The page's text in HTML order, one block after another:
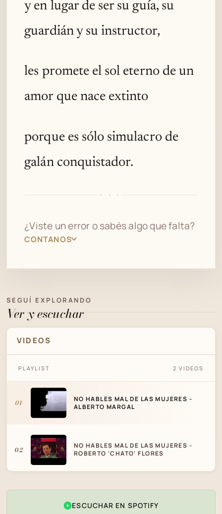
y en lugar de ser su guía, su
guardián y su instructor,
les promete el sol eterno de un
amor que nace extinto
porque es sólo simulacro de
galán conquistador.
· · ·
¿Viste un error o sabés algo que falta?
CONTANOS
SEGUÍ EXPLORANDO
Ver y escuchar
VIDEOS
PLAYLIST 2 VIDEOS
01
NO HABLES MAL DE LAS MUJERES -
ALBERTO MARGAL
02
NO HABLES MAL DE LAS MUJERES -
ROBERTO 'CHATO' FLORES
ESCUCHAR EN SPOTIFY